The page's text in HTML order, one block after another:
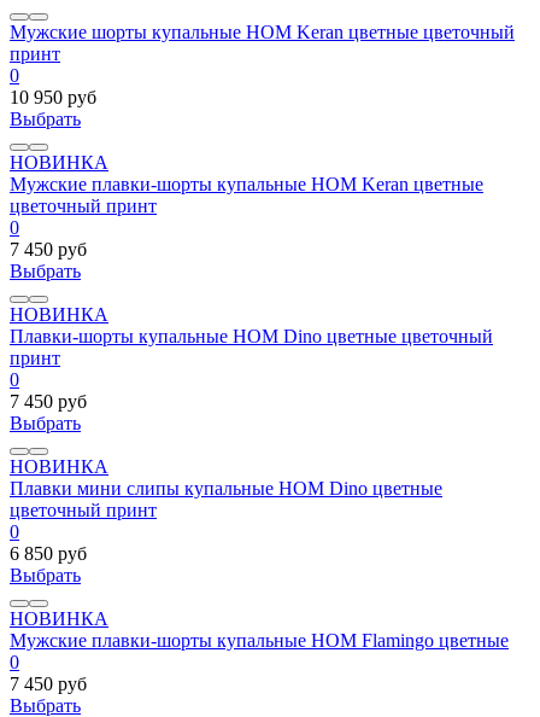
Мужские шорты купальные HOM Keran цветные цветочный
принт
0
10 950 руб
Выбрать
НОВИНКА
Мужские плавки-шорты купальные HOM Keran цветные
цветочный принт
0
7 450 руб
Выбрать
НОВИНКА
Плавки-шорты купальные HOM Dino цветные цветочный
принт
0
7 450 руб
Выбрать
НОВИНКА
Плавки мини слипы купальные HOM Dino цветные
цветочный принт
0
6 850 руб
Выбрать
НОВИНКА
Мужские плавки-шорты купальные HOM Flamingo цветные
0
7 450 руб
Выбрать